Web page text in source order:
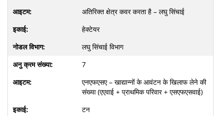
अतिरिक्त क्षेत्र कवर करता है – लघु सिंचाई
हेक्टेयर
लघु सिंचाई विभाग
7
एनएफएसए – खाद्यान्नों के आवंटन के खिलाफ लेने की
संख्या (एएवाई + प्राथमिक परिवार + एसएफएसवाई)
टन